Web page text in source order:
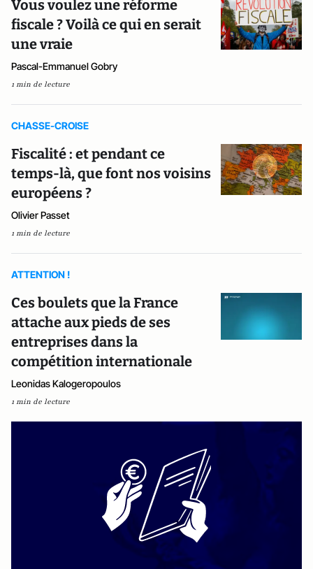
Vous voulez une réforme
fiscale ? Voilà ce qui en serait
une vraie
Pascal-Emmanuel Gobry
1 min de lecture
CHASSE-CROISE
Fiscalité : et pendant ce
temps-là, que font nos voisins
européens ?
Olivier Passet
1 min de lecture
ATTENTION !
Ces boulets que la France
attache aux pieds de ses
entreprises dans la
compétition internationale
Leonidas Kalogeropoulos
1 min de lecture